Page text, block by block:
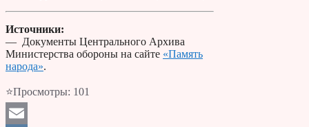
Источники:
— Документы Центрального Архива
Министерства обороны на сайте «Память
народа».
⭐Просмотры: 101